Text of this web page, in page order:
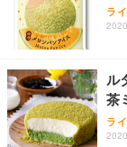
ラ
ル
茶
ラ